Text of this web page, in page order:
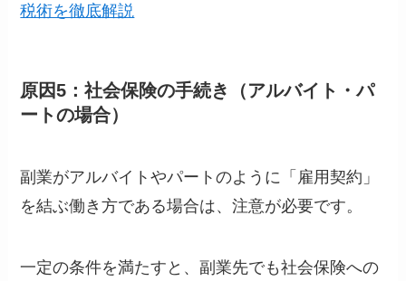
税術を徹底解説
原因5：社会保険の手続き（アルバイト・パ
ートの場合）
副業がアルバイトやパートのように「雇用契約」
を結ぶ働き方である場合は、注意が必要です。
一定の条件を満たすと、副業先でも社会保険への